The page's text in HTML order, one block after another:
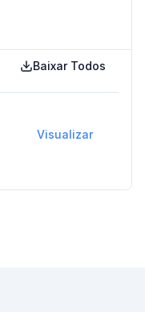
Baixar Todos
Visualizar